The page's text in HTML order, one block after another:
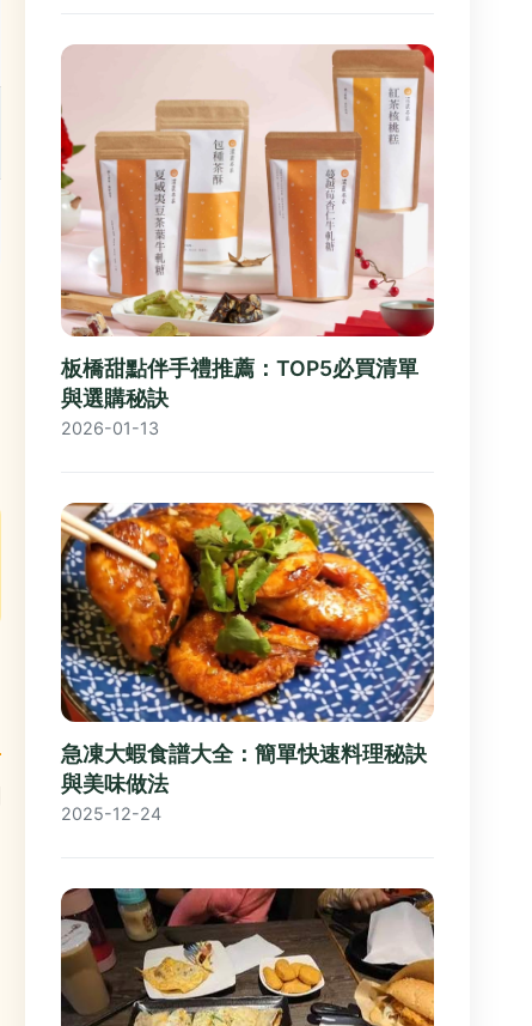
板橋甜點伴手禮推薦：TOP5必買清單
與選購秘訣
2026-01-13
急凍大蝦食譜大全：簡單快速料理秘訣
與美味做法
2025-12-24